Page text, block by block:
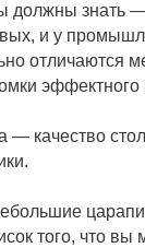
должны знать
и у
отличаются
— качество
того, что вы